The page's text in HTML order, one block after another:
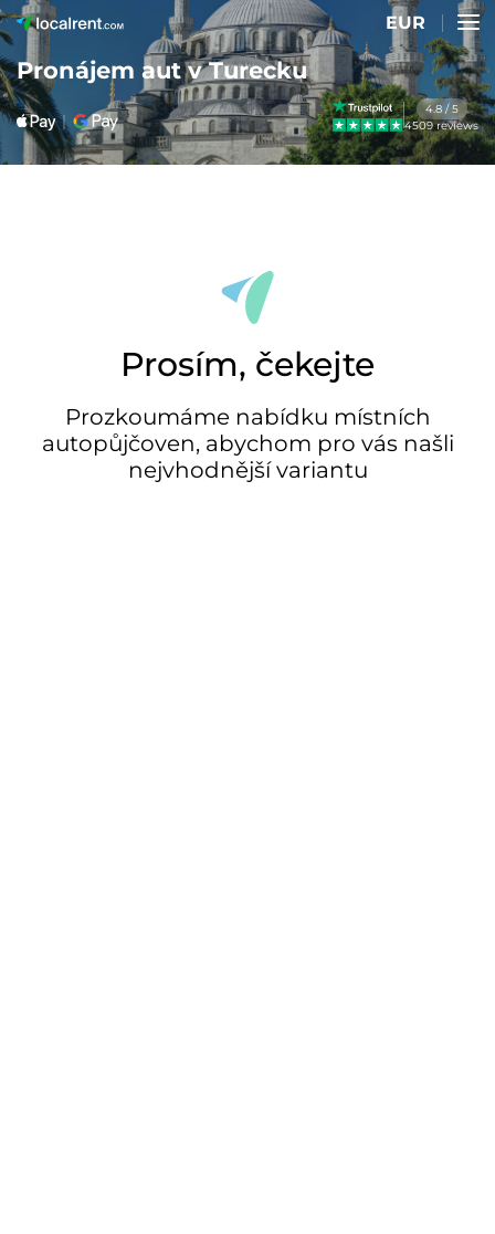
EUR
Pronájem aut v Turecku
4.8 / 5
4509 reviews
Prosím, čekejte
Prozkoumáme nabídku místních
autopůjčoven, abychom pro vás našli
nejvhodnější variantu